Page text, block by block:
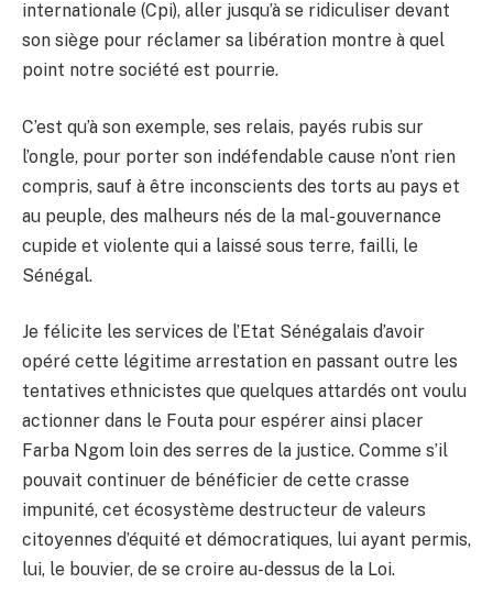
internationale (Cpi), aller jusqu’à se ridiculiser devant
son siège pour réclamer sa libération montre à quel
point notre société est pourrie.
C’est qu’à son exemple, ses relais, payés rubis sur
l’ongle, pour porter son indéfendable cause n’ont rien
compris, sauf à être inconscients des torts au pays et
au peuple, des malheurs nés de la mal-gouvernance
cupide et violente qui a laissé sous terre, failli, le
Sénégal.
Je félicite les services de l’Etat Sénégalais d’avoir
opéré cette légitime arrestation en passant outre les
tentatives ethnicistes que quelques attardés ont voulu
actionner dans le Fouta pour espérer ainsi placer
Farba Ngom loin des serres de la justice. Comme s’il
pouvait continuer de bénéficier de cette crasse
impunité, cet écosystème destructeur de valeurs
citoyennes d’équité et démocratiques, lui ayant permis,
lui, le bouvier, de se croire au-dessus de la Loi.